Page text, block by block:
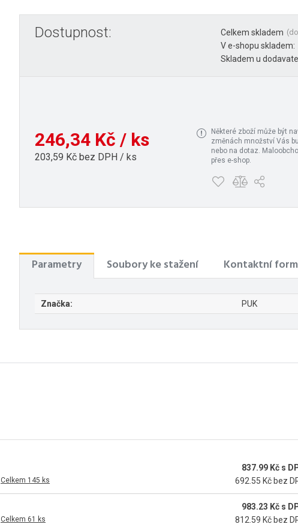
Dostupnost: Celkem skladem (
V e-shopu skladem:
Skladem u
246,34 Kč / ks
203,59 Kč bez DPH / ks
Některé zboží může být
změnách množství Vás
nebo na dotaz.
přes e-shop.
Parametry Soubory ke stažení Kontaktní
Značka: PUK
Celkem 145 ks
837.99 Kč s
692.55 Kč bez
Celkem 61 ks
983.23 Kč s
812.59 Kč bez